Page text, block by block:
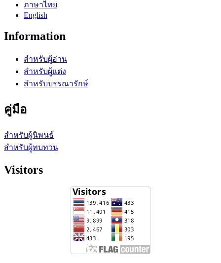
ภาษาไทย
English
Information
สำหรับผู้อ่าน
สำหรับผู้แต่ง
สำหรับบรรณารักษ์
คู่มือ
สำหรับผู้นิพนธ์
สำหรับผู้ทบทวน
Visitors